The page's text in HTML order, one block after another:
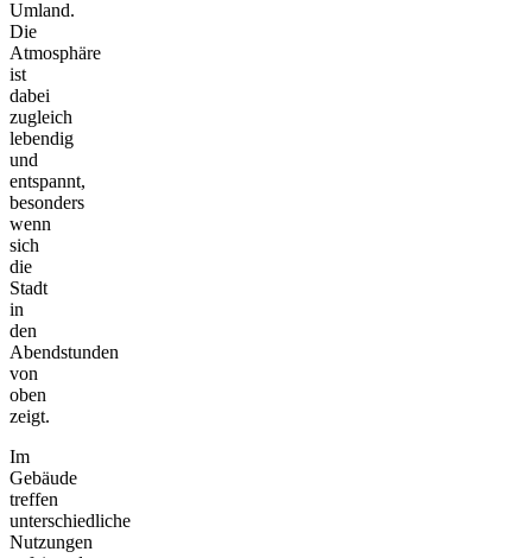
Umland.
Die
Atmosphäre
ist
dabei
zugleich
lebendig
und
entspannt,
besonders
wenn
sich
die
Stadt
in
den
Abendstunden
von
oben
zeigt.
Im
Gebäude
treffen
unterschiedliche
Nutzungen